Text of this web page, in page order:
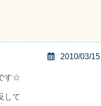
2010/03/15
す☆
して